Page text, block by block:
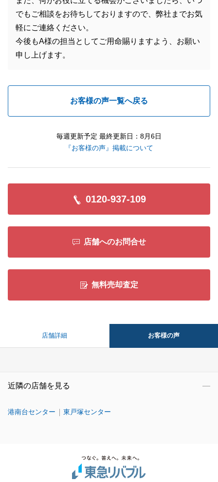
でもご相談をお待ちしておりますので、弊社までお気
軽にご連絡ください。
今後もA様の担当としてご用命賜りますよう、お願い
申し上げます。
お客様の声一覧へ戻る
毎週更新予定 最終更新日：8月6日
『お客様の声』掲載について
0120-937-109
店舗へのお問合せ
無料売却査定
店舗詳細 お客様の声
近隣の店舗を見る
港南台センター 東戸塚センター